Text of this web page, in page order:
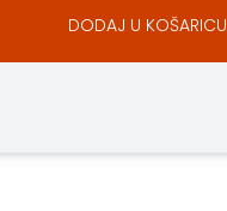
DODAJ U KOŠARICU